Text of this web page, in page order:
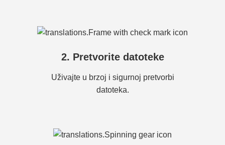
2. Pretvorite datoteke
Uživajte u brzoj i sigurnoj pretvorbi
datoteka.